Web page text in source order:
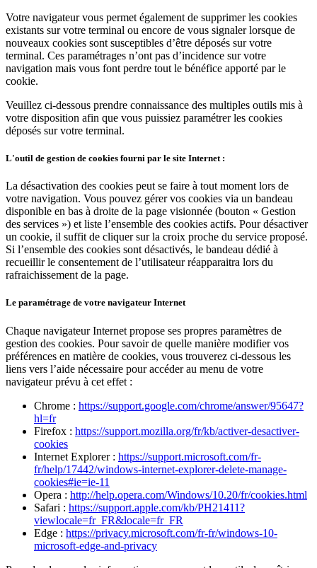
Votre navigateur vous permet également de supprimer les cookies
existants sur votre terminal ou encore de vous signaler lorsque de
nouveaux cookies sont susceptibles d’être déposés sur votre
terminal. Ces paramétrages n’ont pas d’incidence sur votre
navigation mais vous font perdre tout le bénéfice apporté par le
cookie.
Veuillez ci-dessous prendre connaissance des multiples outils mis à
votre disposition afin que vous puissiez paramétrer les cookies
déposés sur votre terminal.
L'outil de gestion de cookies fourni par le site Internet :
La désactivation des cookies peut se faire à tout moment lors de
votre navigation. Vous pouvez gérer vos cookies via un bandeau
disponible en bas à droite de la page visionnée (bouton « Gestion
des services ») et liste l’ensemble des cookies actifs. Pour désactiver
un cookie, il suffit de cliquer sur la croix proche du service proposé.
Si l’ensemble des cookies sont désactivés, le bandeau dédié à
recueillir le consentement de l’utilisateur réapparaitra lors du
rafraichissement de la page.
Le paramétrage de votre navigateur Internet
Chaque navigateur Internet propose ses propres paramètres de
gestion des cookies. Pour savoir de quelle manière modifier vos
préférences en matière de cookies, vous trouverez ci-dessous les
liens vers l’aide nécessaire pour accéder au menu de votre
navigateur prévu à cet effet :
Chrome : https://support.google.com/chrome/answer/95647?
hl=fr
Firefox : https://support.mozilla.org/fr/kb/activer-desactiver-
cookies
Internet Explorer : https://support.microsoft.com/fr-
fr/help/17442/windows-internet-explorer-delete-manage-
cookies#ie=ie-11
Opera : http://help.opera.com/Windows/10.20/fr/cookies.html
Safari : https://support.apple.com/kb/PH21411?
viewlocale=fr_FR&locale=fr_FR
Edge : https://privacy.microsoft.com/fr-fr/windows-10-
microsoft-edge-and-privacy